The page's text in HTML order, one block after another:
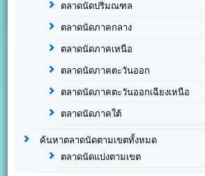
ตลาดนัดปริมณฑล
ตลาดนัดภาคกลาง
ตลาดนัดภาคเหนือ
ตลาดนัดภาคตะวันออก
ตลาดนัดภาคตะวันออกเฉียงเหนือ
ตลาดนัดภาคใต้
ค้นหาตลาดนัดตามเขตทั้งหมด
ตลาดนัดแบ่งตามเขต